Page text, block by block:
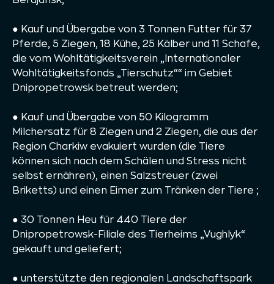
● Kauf und Übergabe von 3 Tonnen Futter für 37
Pferde, 5 Ziegen, 18 Kühe, 25 Kälber und 11 Schafe,
die vom Wohltätigkeitsverein „Internationaler
Wohltätigkeitsfonds „Tierschutz““ im Gebiet
Dnipropetrowsk betreut werden;
● Kauf und Übergabe von 50 Kilogramm
Milchersatz für 8 Ziegen und 2 Ziegen, die aus der
Region Charkiw evakuiert wurden (die Tiere
können sich nach dem Schälen und Stress nicht
selbst ernähren), einen Salzstreuer (zwei
Briketts) und einen Eimer zum Tränken der Tiere ;
● 30 Tonnen Heu für 440 Tiere der
Dnipropetrowsk-Filiale des Tierheims „Vughlyk“
gekauft und geliefert;
● unterstützte den regionalen Landschaftspark